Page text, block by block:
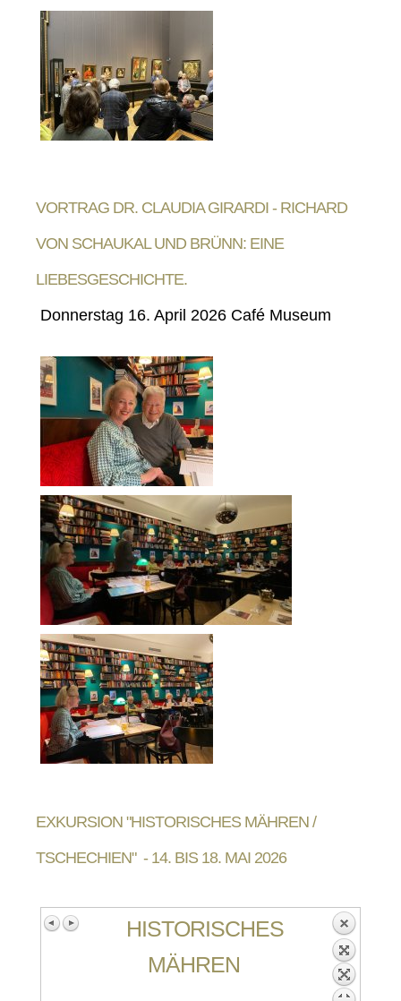
VORTRAG DR. CLAUDIA GIRARDI - RICHARD
VON SCHAUKAL UND BRÜNN: EINE
LIEBESGESCHICHTE.
Donnerstag 16. April 2026 Café Museum
EXKURSION "HISTORISCHES MÄHREN /
TSCHECHIEN" - 14. BIS 18. MAI 2026
HISTORISCHES
MÄHREN